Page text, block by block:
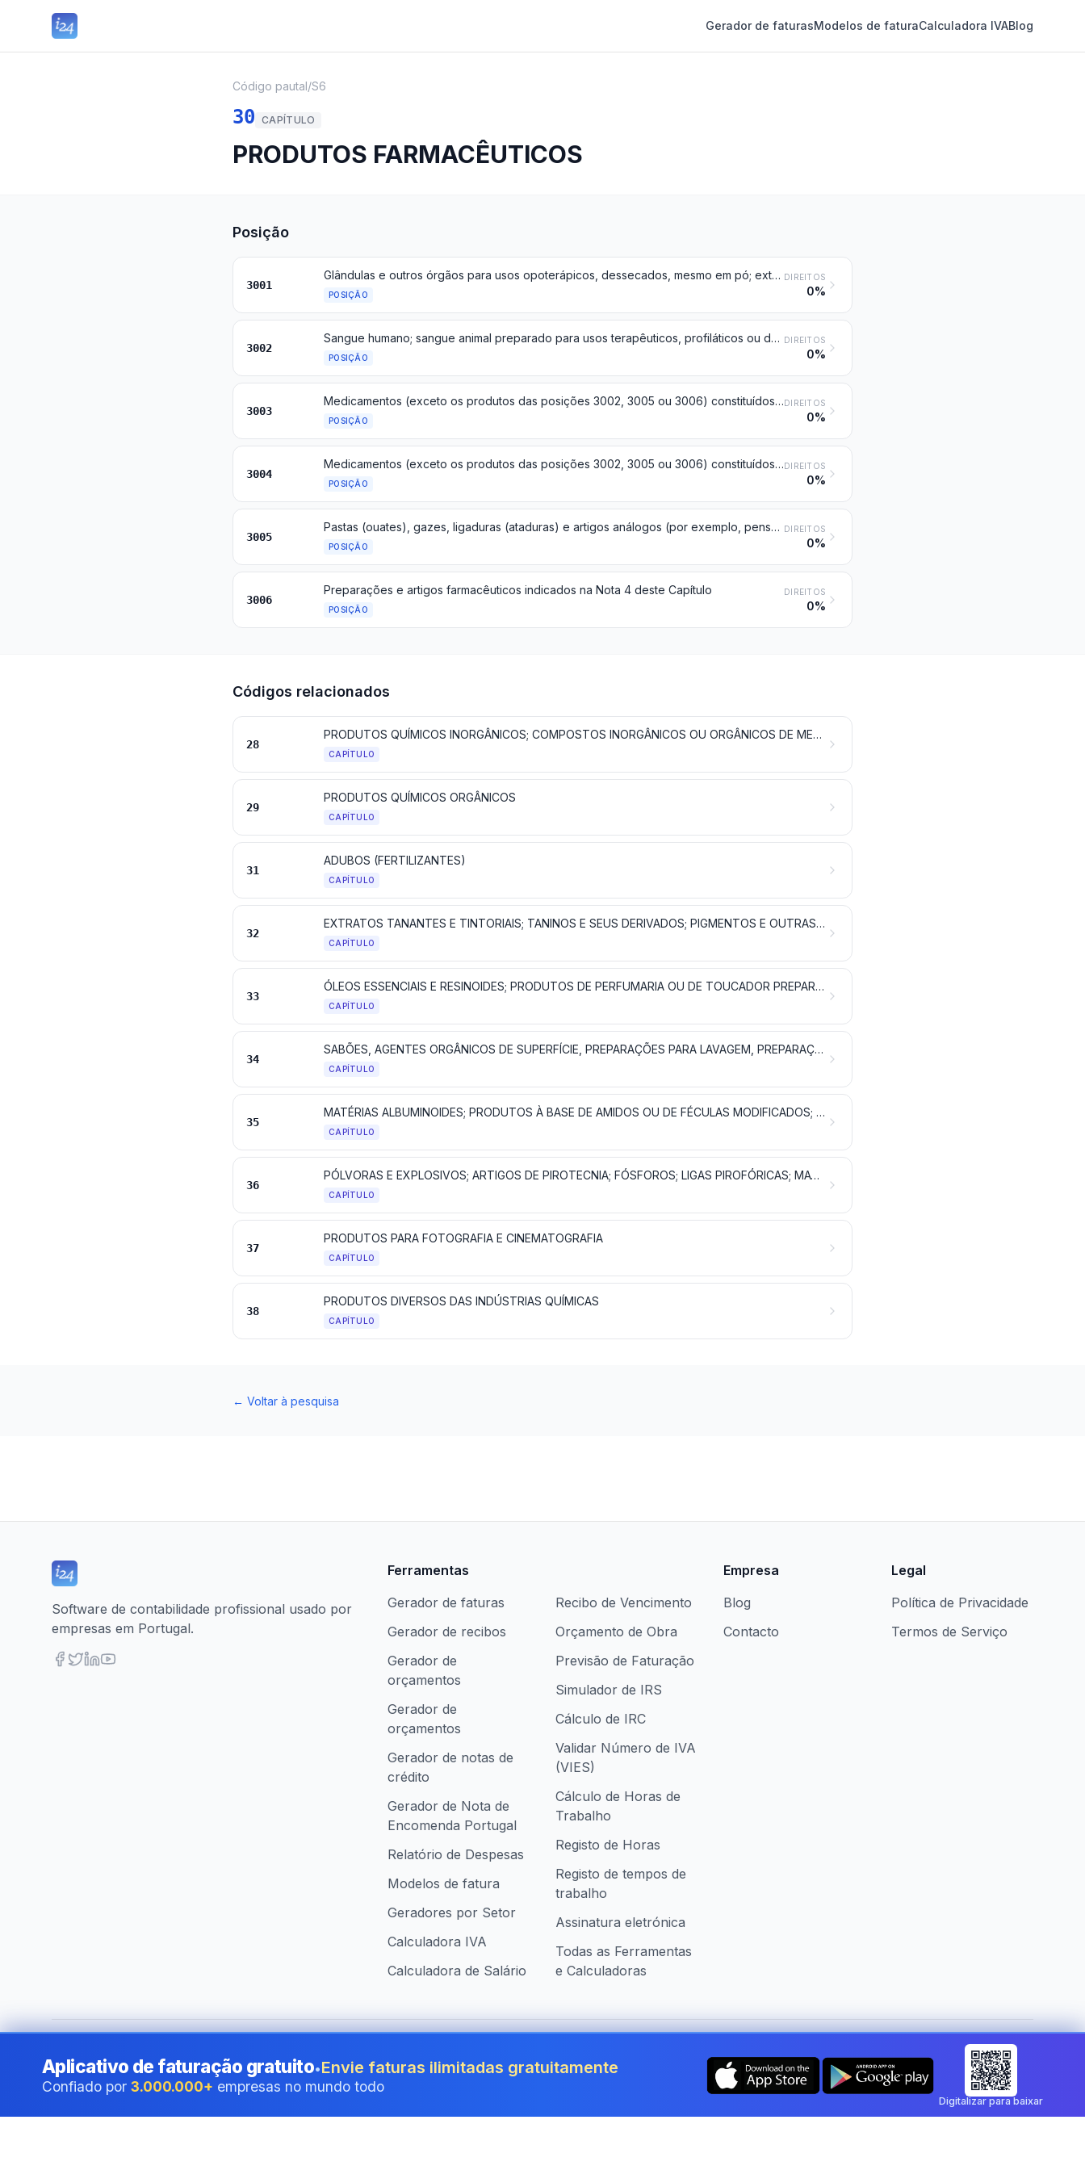
Gerador de faturasModelos de faturaCalculadora IVABlog
Código pautal/S6
30 CAPÍTULO
PRODUTOS FARMACÊUTICOS
Posição
3001
Glândulas e outros órgãos para usos opoterápicos, dessecados, mesmo em pó; extratos de glândulas ou de outros órgãos ou das suas secreções, para usos opoterápicos; heparina e seus sais; outras substâncias humanas ou animais preparadas para fins terapêuticos ou profiláticos, não especificadas nem compreendidas noutras posições
POSIÇÃO
DIREITOS
0%
3002
Sangue humano; sangue animal preparado para usos terapêuticos, profiláticos ou de diagnóstico; antissoros, outras frações do sangue e produtos imunológicos, mesmo modificados ou obtidos por via biotecnológica; vacinas, toxinas, culturas de microrganismos (exceto leveduras) e produtos semelhantes; culturas de células, mesmo modificadas
POSIÇÃO
DIREITOS
0%
3003
Medicamentos (exceto os produtos das posições 3002, 3005 ou 3006) constituídos por produtos misturados entre si, preparados para fins terapêuticos ou profiláticos, mas não apresentados em doses nem acondicionados para venda a retalho
POSIÇÃO
DIREITOS
0%
3004
Medicamentos (exceto os produtos das posições 3002, 3005 ou 3006) constituídos por produtos misturados ou não misturados, preparados para fins terapêuticos ou profiláticos, apresentados em doses (incluindo os destinados a serem administrados por via percutânea) ou acondicionados para venda a retalho
POSIÇÃO
DIREITOS
0%
3005
Pastas (ouates), gazes, ligaduras (ataduras) e artigos análogos (por exemplo, pensos (curativos), esparadrapos, sinapismos), impregnados ou recobertos de substâncias farmacêuticas ou acondicionados para venda a retalho para usos medicinais, cirúrgicos, odontológicos ou veterinários
POSIÇÃO
DIREITOS
0%
3006
Preparações e artigos farmacêuticos indicados na Nota 4 deste Capítulo
POSIÇÃO
DIREITOS
0%
Códigos relacionados
28
PRODUTOS QUÍMICOS INORGÂNICOS; COMPOSTOS INORGÂNICOS OU ORGÂNICOS DE METAIS PRECIOSOS, DE ELEMENTOS RADIOATIVOS, DE METAIS DAS TERRAS RARAS OU DE ISÓTOPOS
CAPÍTULO
29
PRODUTOS QUÍMICOS ORGÂNICOS
CAPÍTULO
31
ADUBOS (FERTILIZANTES)
CAPÍTULO
32
EXTRATOS TANANTES E TINTORIAIS; TANINOS E SEUS DERIVADOS; PIGMENTOS E OUTRAS MATÉRIAS CORANTES; TINTAS E VERNIZES; MÁSTIQUES; TINTAS DE ESCREVER
CAPÍTULO
33
ÓLEOS ESSENCIAIS E RESINOIDES; PRODUTOS DE PERFUMARIA OU DE TOUCADOR PREPARADOS E PREPARAÇÕES COSMÉTICAS
CAPÍTULO
34
SABÕES, AGENTES ORGÂNICOS DE SUPERFÍCIE, PREPARAÇÕES PARA LAVAGEM, PREPARAÇÕES LUBRIFICANTES, CERAS ARTIFICIAIS, CERAS PREPARADAS, PRODUTOS DE CONSERVAÇÃO E LIMPEZA, VELAS E ARTIGOS SEMELHANTES, MASSAS OU PASTAS PARA MODELAR, “CERAS PARA ODONTOLOGIA” E COMPOSIÇÕES PARA ODONTOLOGIA À BASE DE GESSO
CAPÍTULO
35
MATÉRIAS ALBUMINOIDES; PRODUTOS À BASE DE AMIDOS OU DE FÉCULAS MODIFICADOS; COLAS; ENZIMAS
CAPÍTULO
36
PÓLVORAS E EXPLOSIVOS; ARTIGOS DE PIROTECNIA; FÓSFOROS; LIGAS PIROFÓRICAS; MATÉRIAS INFLAMÁVEIS
CAPÍTULO
37
PRODUTOS PARA FOTOGRAFIA E CINEMATOGRAFIA
CAPÍTULO
38
PRODUTOS DIVERSOS DAS INDÚSTRIAS QUÍMICAS
CAPÍTULO
← Voltar à pesquisa
Software de contabilidade profissional usado por
empresas em Portugal.
Ferramentas
Gerador de faturas
Gerador de recibos
Gerador de
orçamentos
Gerador de
orçamentos
Gerador de notas de
crédito
Gerador de Nota de
Encomenda Portugal
Relatório de Despesas
Modelos de fatura
Geradores por Setor
Calculadora IVA
Calculadora de Salário
Recibo de Vencimento
Orçamento de Obra
Previsão de Faturação
Simulador de IRS
Cálculo de IRC
Validar Número de IVA
(VIES)
Cálculo de Horas de
Trabalho
Registo de Horas
Registo de tempos de
trabalho
Assinatura eletrónica
Todas as Ferramentas
e Calculadoras
Empresa
Blog
Contacto
Legal
Política de Privacidade
Termos de Serviço
©2026i24 Limited. All rights reserved.•Ao serviço das empresas em Portugal Mudar de país: Portugal
Aplicativo de faturação gratuito•Envie faturas ilimitadas gratuitamente
Confiado por 3.000.000+ empresas no mundo todo
Digitalizar para baixar